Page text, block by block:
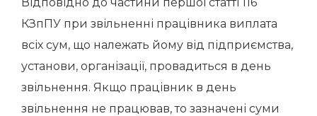
КЗпПУ при звільненні працівника виплата
всіх сум, що належать йому від підприємства,
установи, організації, провадиться в день
звільнення. Якщо працівник в день
звільнення не працював, то зазначені суми